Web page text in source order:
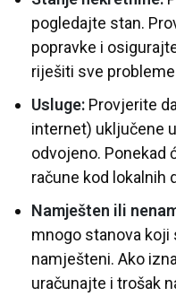
pogledajte stan.
popravke i
riješiti sve
Usluge: Provjerite
internet) uključene
odvojeno. Ponekad
račune kod lokalnih
Namješten ili
mnogo stanova
namješteni. Ako
uračunajte i trošak